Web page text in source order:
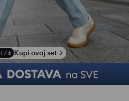
1 / 6 Kupi ovaj set